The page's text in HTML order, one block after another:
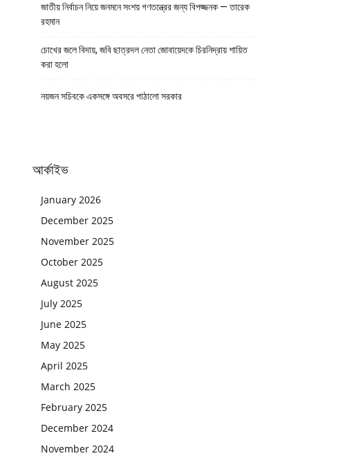
জাতীয় নির্বাচন নিয়ে জনমনে সংশয় গণতন্ত্রের জন্য বিপজ্জনক — তারেক
রহমান
চোখের জলে বিদায়, জবি ছাত্রদল নেতা জোবায়েদকে চিরনিদ্রায় শায়িত
করা হলো
নয়জন সচিবকে একসঙ্গে অবসরে পাঠালো সরকার
আর্কাইভ
January 2026
December 2025
November 2025
October 2025
August 2025
July 2025
June 2025
May 2025
April 2025
March 2025
February 2025
December 2024
November 2024